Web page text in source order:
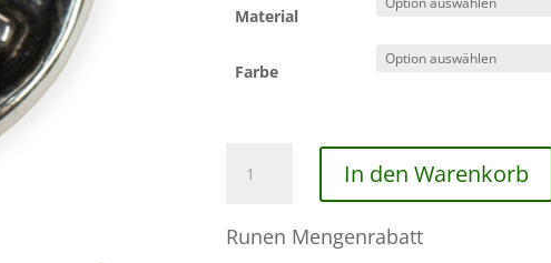
Material
Farbe
Rune
Menge
In den Warenkorb
Runen Mengenrabatt